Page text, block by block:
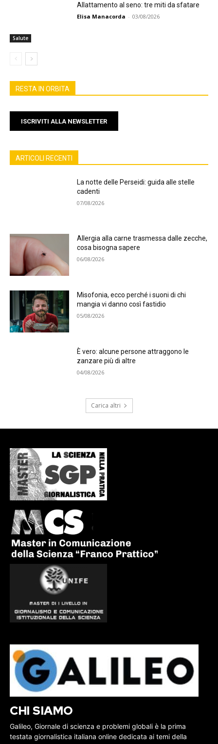
Salute
Allattamento al seno: tre miti da sfatare
Elisa Manacorda - 03/08/2026
RESTA IN ORBITA
ISCRIVITI ALLA NEWSLETTER
ARTICOLI RECENTI
La notte delle Perseidi: guida alle stelle
cadenti
07/08/2026
Allergia alla carne trasmessa dalle zecche,
cosa bisogna sapere
06/08/2026
Misofonia, ecco perché i suoni di chi
mangia vi danno così fastidio
05/08/2026
È vero: alcune persone attraggono le
zanzare più di altre
04/08/2026
Carica altri
CHI SIAMO
Galileo, Giornale di scienza e problemi globali è la prima
testata giornalistica italiana online dedicata ai temi della